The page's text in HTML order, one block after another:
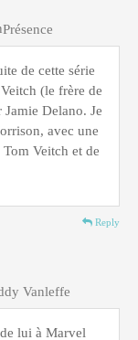
Présence
de cette série
(le frère de
Delano. Je
avec une
Veitch et de
Reply
Vanleffe
lui à Marvel